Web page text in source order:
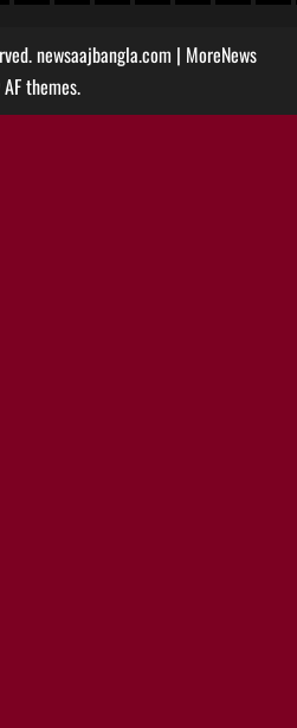
newsaajbangla.com | MoreNews
themes.